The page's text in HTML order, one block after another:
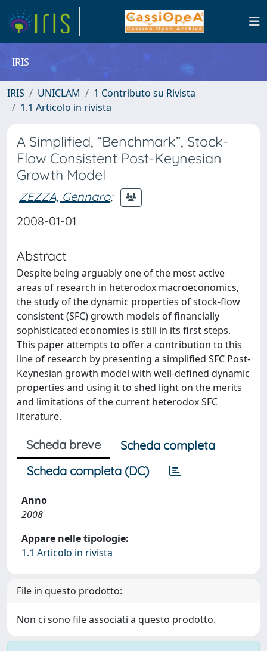
IRIS
IRIS UNICLAM
1 Contributo su Rivista
1.1 Articolo in rivista
A Simplified, “Benchmark”, Stock-
Flow Consistent Post-Keynesian
Growth Model
ZEZZA, Gennaro;
2008-01-01
Abstract
Despite being arguably one of the most active
areas of research in heterodox macroeconomics,
the study of the dynamic properties of stock-flow
consistent (SFC) growth models of financially
sophisticated economies is still in its first steps.
This paper attempts to offer a contribution to this
line of research by presenting a simplified SFC Post-
Keynesian growth model with well-defined dynamic
properties and using it to shed light on the merits
and limitations of the current heterodox SFC
literature.
Scheda breve
Scheda completa
Scheda completa (DC)
Anno
2008
Appare nelle tipologie:
1.1 Articolo in rivista
File in questo prodotto:
Non ci sono file associati a questo prodotto.